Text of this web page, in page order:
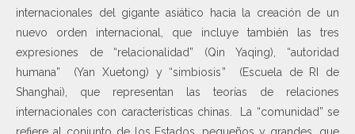
internacionales del gigante asiático hacia la creación de un
nuevo orden internacional, que incluye también las tres
expresiones de “relacionalidad” (Qin Yaqing), “autoridad
humana” (Yan Xuetong) y “simbiosis” (Escuela de RI de
Shanghai), que representan las teorías de relaciones
internacionales con características chinas. La “comunidad” se
refiere al conjunto de los Estados, pequeños y grandes, que